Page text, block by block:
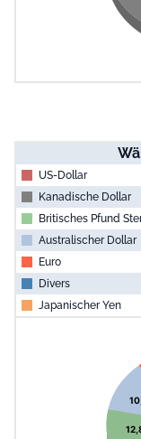
US-Dollar
Kanadische Dollar
Britisches Pfund
Australischer Dollar
Euro
Divers
Japanischer Yen
Pie
View